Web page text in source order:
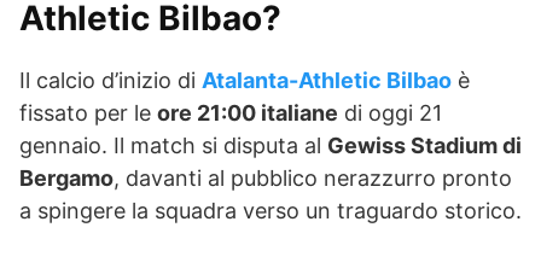
Athletic Bilbao?
Il calcio d’inizio di Atalanta-Athletic Bilbao è
fissato per le ore 21:00 italiane di oggi 21
gennaio. Il match si disputa al Gewiss Stadium di
Bergamo, davanti al pubblico nerazzurro pronto
a spingere la squadra verso un traguardo storico.